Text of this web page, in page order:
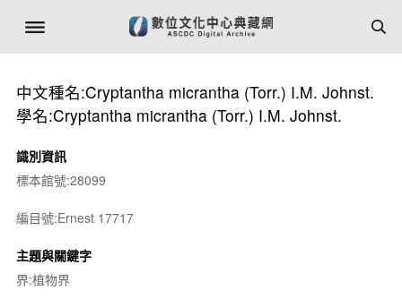
中文種名:Cryptantha micrantha (Torr.) I.M. Johnst.
學名:Cryptantha micrantha (Torr.) I.M. Johnst.
識別資訊
標本館號:28099
編目號:Ernest 17717
主題與關鍵字
界:植物界